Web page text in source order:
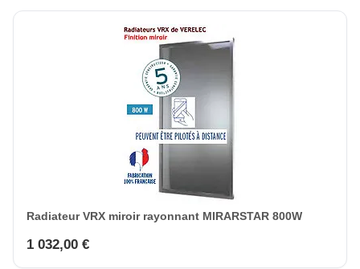
Radiateur VRX miroir rayonnant MIRARSTAR 800W
1 032,00 €